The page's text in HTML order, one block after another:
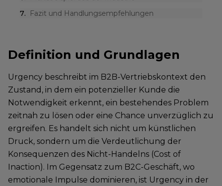
7. Fazit und Handlungsempfehlungen
Definition und Grundlagen
Urgency beschreibt im B2B-Vertriebskontext den
Zustand, in dem ein potenzieller Kunde die
Notwendigkeit erkennt, ein bestehendes Problem
zeitnah zu lösen oder eine Chance unverzüglich zu
ergreifen. Es handelt sich nicht um künstlichen
Druck, sondern um die Verdeutlichung der
Konsequenzen des Nicht-Handelns (Cost of
Inaction). Im Gegensatz zum B2C-Geschäft, wo
emotionale Impulse dominieren, ist Urgency in der